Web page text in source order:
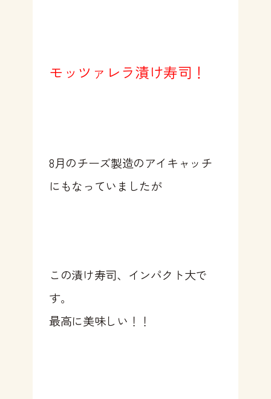
モッツァレラ漬け寿司！
8月のチーズ製造のアイキャッチ
にもなっていましたが
この漬け寿司、インパクト大で
す。
最高に美味しい！！